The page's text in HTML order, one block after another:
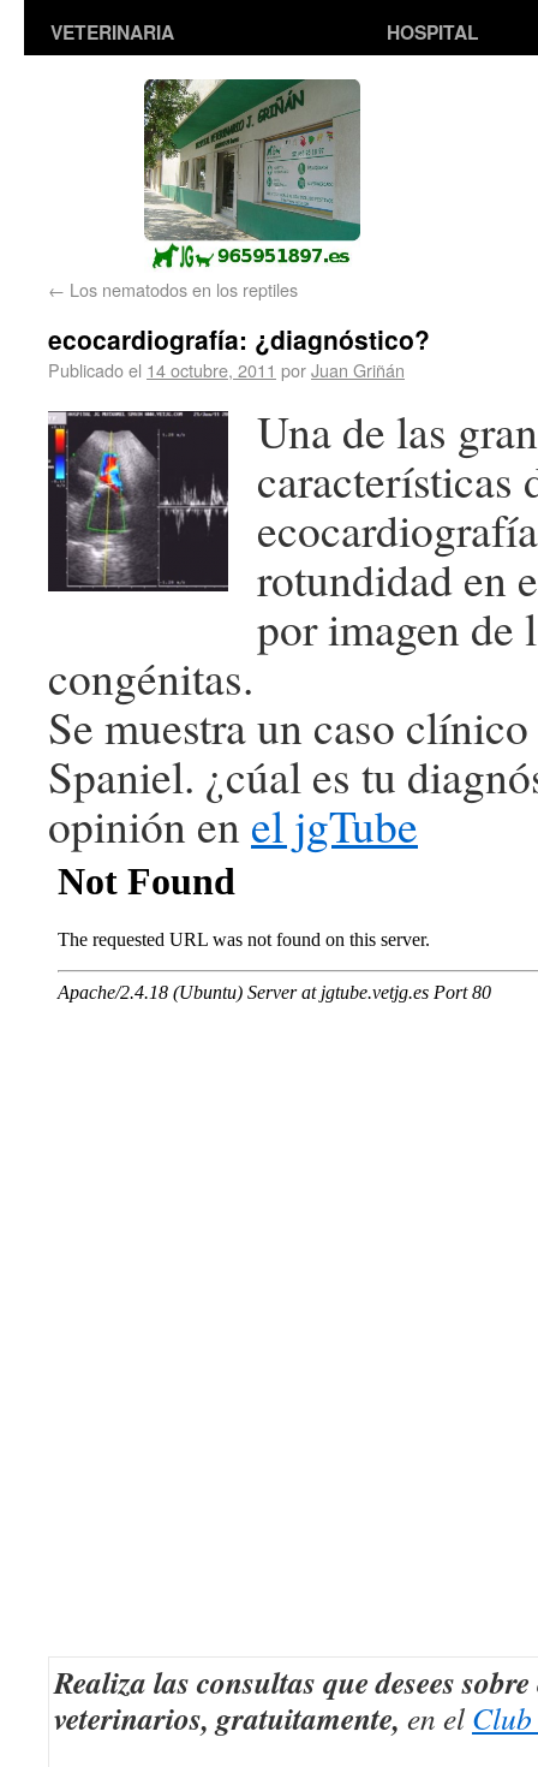
VETERINARIA
HOSPITAL
← Los nematodos en los reptiles
ecocardiografía: ¿diagnóstico?
Publicado el 14 octubre, 2011 porJuan Griñán
Una de las
características
rotundidad en
por imagen de
congénitas.
Se muestra un caso
Spaniel. ¿cúal es tu
opinión en el jgTube
Realiza las consultas que desees
veterinarios, gratuitamente, en el Club